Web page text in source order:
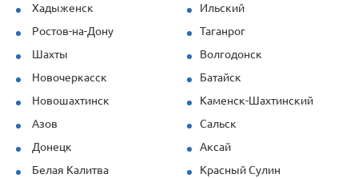
Хадыженск
Ильский
Ростов-на-Дону
Таганрог
Шахты
Волгодонск
Новочеркасск
Батайск
Новошахтинск
Каменск-Шахтинский
Азов
Сальск
Донецк
Аксай
Белая Калитва
Красный Сулин